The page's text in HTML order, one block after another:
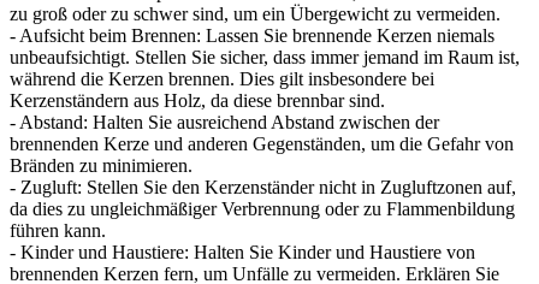
zu groß oder zu schwer sind, um ein Übergewicht zu vermeiden.
- Aufsicht beim Brennen: Lassen Sie brennende Kerzen niemals
unbeaufsichtigt. Stellen Sie sicher, dass immer jemand im Raum ist,
während die Kerzen brennen. Dies gilt insbesondere bei
Kerzenständern aus Holz, da diese brennbar sind.
- Abstand: Halten Sie ausreichend Abstand zwischen der
brennenden Kerze und anderen Gegenständen, um die Gefahr von
Bränden zu minimieren.
- Zugluft: Stellen Sie den Kerzenständer nicht in Zugluftzonen auf,
da dies zu ungleichmäßiger Verbrennung oder zu Flammenbildung
führen kann.
- Kinder und Haustiere: Halten Sie Kinder und Haustiere von
brennenden Kerzen fern, um Unfälle zu vermeiden. Erklären Sie